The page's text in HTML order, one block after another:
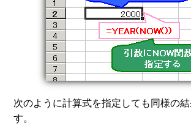
次のように計算式を指定しても同様の
す。